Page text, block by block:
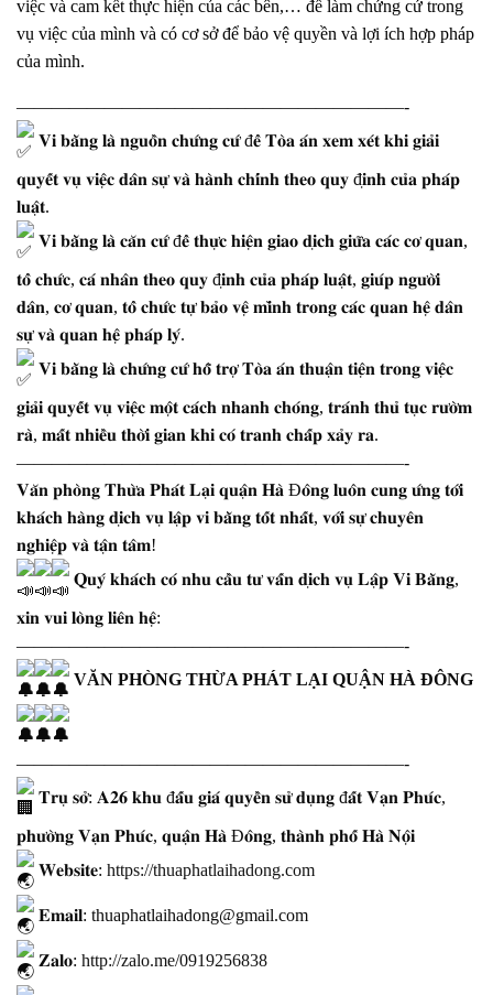
việc và cam kết thực hiện của các bên,… để làm chứng cứ trong
vụ việc của mình và có cơ sở để bảo vệ quyền và lợi ích hợp pháp
của mình.
——————————————————————-
𝐕𝐢 𝐛𝐚̆̀𝐧𝐠 𝐥𝐚̀ 𝐧𝐠𝐮𝐨̂̀𝐧 𝐜𝐡𝐮̛́𝐧𝐠 𝐜𝐮̛́ đ𝐞̂̉ 𝐓𝐨̀𝐚 𝐚́𝐧 𝐱𝐞𝐦 𝐱𝐞́𝐭 𝐤𝐡𝐢 𝐠𝐢𝐚̉𝐢
𝐪𝐮𝐲𝐞̂́𝐭 𝐯𝐮̣ 𝐯𝐢𝐞̣̂𝐜 𝐝𝐚̂𝐧 𝐬𝐮̛̣ 𝐯𝐚̀ 𝐡𝐚̀𝐧𝐡 𝐜𝐡𝐢́𝐧𝐡 𝐭𝐡𝐞𝐨 𝐪𝐮𝐲 đ𝐢̣𝐧𝐡 𝐜𝐮̉𝐚 𝐩𝐡𝐚́𝐩
𝐥𝐮𝐚̣̂𝐭.
𝐕𝐢 𝐛𝐚̆̀𝐧𝐠 𝐥𝐚̀ 𝐜𝐚̆𝐧 𝐜𝐮̛́ đ𝐞̂̉ 𝐭𝐡𝐮̛̣𝐜 𝐡𝐢𝐞̣̂𝐧 𝐠𝐢𝐚𝐨 𝐝𝐢̣𝐜𝐡 𝐠𝐢𝐮̛̃𝐚 𝐜𝐚́𝐜 𝐜𝐨̛ 𝐪𝐮𝐚𝐧,
𝐭𝐨̂̉ 𝐜𝐡𝐮̛́𝐜, 𝐜𝐚́ 𝐧𝐡𝐚̂𝐧 𝐭𝐡𝐞𝐨 𝐪𝐮𝐲 đ𝐢̣𝐧𝐡 𝐜𝐮̉𝐚 𝐩𝐡𝐚́𝐩 𝐥𝐮𝐚̣̂𝐭, 𝐠𝐢𝐮́𝐩 𝐧𝐠𝐮̛𝐨̛̀𝐢
𝐝𝐚̂𝐧, 𝐜𝐨̛ 𝐪𝐮𝐚𝐧, 𝐭𝐨̂̉ 𝐜𝐡𝐮̛́𝐜 𝐭𝐮̛̣ 𝐛𝐚̉𝐨 𝐯𝐞̣̂ 𝐦𝐢̀𝐧𝐡 𝐭𝐫𝐨𝐧𝐠 𝐜𝐚́𝐜 𝐪𝐮𝐚𝐧 𝐡𝐞̣̂ 𝐝𝐚̂𝐧
𝐬𝐮̛̣ 𝐯𝐚̀ 𝐪𝐮𝐚𝐧 𝐡𝐞̣̂ 𝐩𝐡𝐚́𝐩 𝐥𝐲́.
𝐕𝐢 𝐛𝐚̆̀𝐧𝐠 𝐥𝐚̀ 𝐜𝐡𝐮̛́𝐧𝐠 𝐜𝐮̛́ 𝐡𝐨̂̃ 𝐭𝐫𝐨̛̣ 𝐓𝐨̀𝐚 𝐚́𝐧 𝐭𝐡𝐮𝐚̣̂𝐧 𝐭𝐢𝐞̣̂𝐧 𝐭𝐫𝐨𝐧𝐠 𝐯𝐢𝐞̣̂𝐜
𝐠𝐢𝐚̉𝐢 𝐪𝐮𝐲𝐞̂́𝐭 𝐯𝐮̣ 𝐯𝐢𝐞̣̂𝐜 𝐦𝐨̣̂𝐭 𝐜𝐚́𝐜𝐡 𝐧𝐡𝐚𝐧𝐡 𝐜𝐡𝐨́𝐧𝐠, 𝐭𝐫𝐚́𝐧𝐡 𝐭𝐡𝐮̉ 𝐭𝐮̣𝐜 𝐫𝐮̛𝐨̛̀𝐦
𝐫𝐚̀, 𝐦𝐚̂́𝐭 𝐧𝐡𝐢𝐞̂̀𝐮 𝐭𝐡𝐨̛̀𝐢 𝐠𝐢𝐚𝐧 𝐤𝐡𝐢 𝐜𝐨́ 𝐭𝐫𝐚𝐧𝐡 𝐜𝐡𝐚̂́𝐩 𝐱𝐚̉𝐲 𝐫𝐚.
——————————————————————-
𝐕𝐚̆𝐧 𝐩𝐡𝐨̀𝐧𝐠 𝐓𝐡𝐮̛̀𝐚 𝐏𝐡𝐚́𝐭 𝐋𝐚̣𝐢 𝐪𝐮𝐚̣̂𝐧 𝐇𝐚̀ Đ𝐨̂𝐧𝐠 𝐥𝐮𝐨̂𝐧 𝐜𝐮𝐧𝐠 𝐮̛́𝐧𝐠 𝐭𝐨̛́𝐢
𝐤𝐡𝐚́𝐜𝐡 𝐡𝐚̀𝐧𝐠 𝐝𝐢̣𝐜𝐡 𝐯𝐮̣ 𝐥𝐚̣̂𝐩 𝐯𝐢 𝐛𝐚̆̀𝐧𝐠 𝐭𝐨̂́𝐭 𝐧𝐡𝐚̂́𝐭, 𝐯𝐨̛́𝐢 𝐬𝐮̛̣ 𝐜𝐡𝐮𝐲𝐞̂𝐧
𝐧𝐠𝐡𝐢𝐞̣̂𝐩 𝐯𝐚̀ 𝐭𝐚̣̂𝐧 𝐭𝐚̂𝐦!
𝐐𝐮𝐲́ 𝐤𝐡𝐚́𝐜𝐡 𝐜𝐨́ 𝐧𝐡𝐮 𝐜𝐚̂̀𝐮 𝐭𝐮̛ 𝐯𝐚̂́𝐧 𝐝𝐢̣𝐜𝐡 𝐯𝐮̣ 𝐋𝐚̣̂𝐩 𝐕𝐢 𝐁𝐚̆̀𝐧𝐠,
𝐱𝐢𝐧 𝐯𝐮𝐢 𝐥𝐨̀𝐧𝐠 𝐥𝐢𝐞̂𝐧 𝐡𝐞̣̂:
——————————————————————-
VĂN PHÒNG THỪA PHÁT LẠI QUẬN HÀ ĐÔNG
——————————————————————-
𝐓𝐫𝐮̣ 𝐬𝐨̛̉: 𝐀𝟐𝟔 𝐤𝐡𝐮 đ𝐚̂́𝐮 𝐠𝐢𝐚́ 𝐪𝐮𝐲𝐞̂̀𝐧 𝐬𝐮̛̉ 𝐝𝐮̣𝐧𝐠 đ𝐚̂́𝐭 𝐕𝐚̣𝐧 𝐏𝐡𝐮́𝐜,
𝐩𝐡𝐮̛𝐨̛̀𝐧𝐠 𝐕𝐚̣𝐧 𝐏𝐡𝐮́𝐜, 𝐪𝐮𝐚̣̂𝐧 𝐇𝐚̀ Đ𝐨̂𝐧𝐠, 𝐭𝐡𝐚̀𝐧𝐡 𝐩𝐡𝐨̂́ 𝐇𝐚̀ 𝐍𝐨̣̂𝐢
𝐖𝐞𝐛𝐬𝐢𝐭𝐞: https://thuaphatlaihadong.com
𝐄𝐦𝐚𝐢𝐥: thuaphatlaihadong@gmail.com
𝐙𝐚𝐥𝐨: http://zalo.me/0919256838